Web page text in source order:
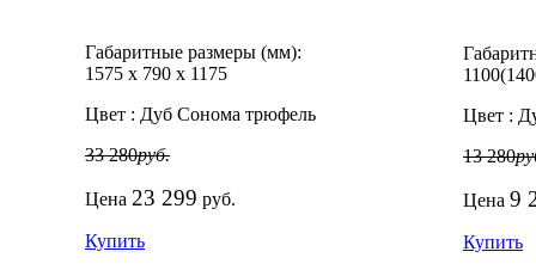
Габаритные размеры (мм):
1575 х 790 х 1175
Цвет : Дуб Сонома трюфель
33 280руб.
Цена 23 299 руб.
Купить
Цвет :
13 280
Цена 9
Купить